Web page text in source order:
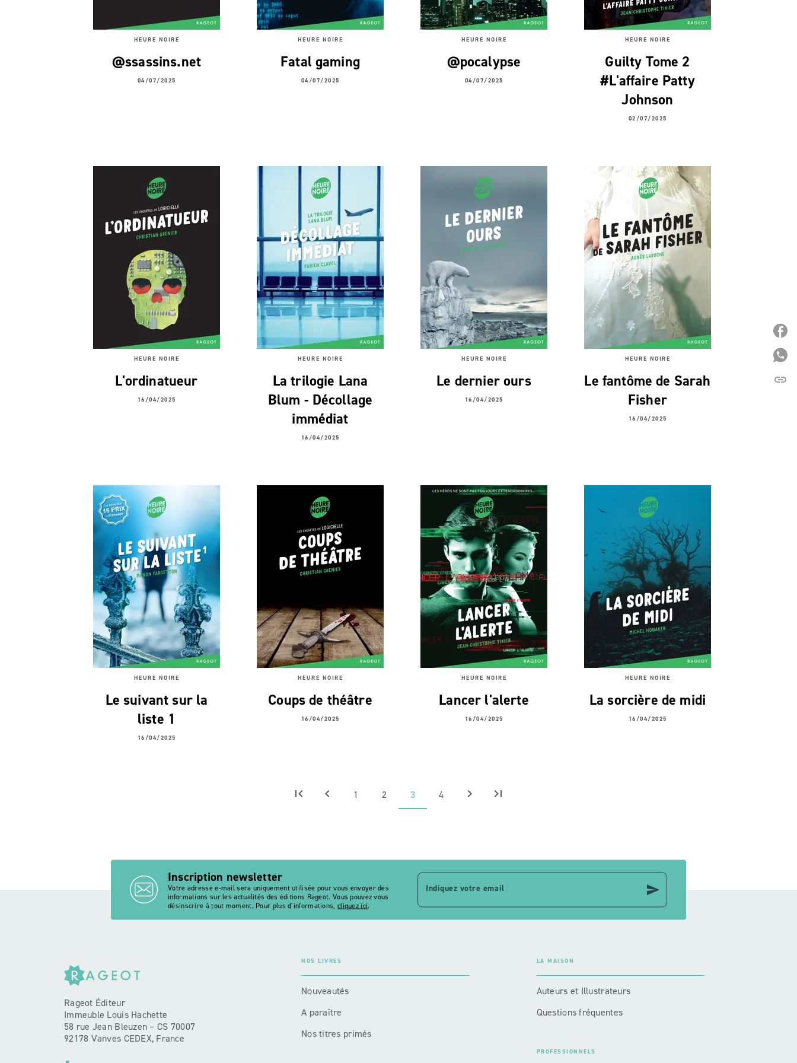
HEURE NOIRE
@ssassins.net
04/07/2025
HEURE NOIRE
Fatal gaming
04/07/2025
HEURE NOIRE
@pocalypse
04/07/2025
HEURE NOIRE
Guilty Tome 2
#L'affaire Patty
Johnson
02/07/2025
HEURE NOIRE
L'ordinatueur
16/04/2025
HEURE NOIRE
La trilogie Lana
Blum - Décollage
immédiat
16/04/2025
HEURE NOIRE
Le dernier ours
16/04/2025
HEURE NOIRE
Le fantôme de Sarah
Fisher
16/04/2025
HEURE NOIRE
Le suivant sur la
liste 1
16/04/2025
HEURE NOIRE
Coups de théâtre
16/04/2025
HEURE NOIRE
Lancer l'alerte
16/04/2025
HEURE NOIRE
La sorcière de midi
16/04/2025
first_page chevron_left 1 2 3 4 chevron_right last_page
link
Inscription newsletter
Votre adresse e-mail sera uniquement utilisée pour vous envoyer des
informations sur les actualités des éditions Rageot. Vous pouvez vous
désinscrire à tout moment. Pour plus d’informations, cliquez ici.
Indiquez votre email send
Rageot Éditeur
Immeuble Louis Hachette
58 rue Jean Bleuzen – CS 70007
92178 Vanves CEDEX, France
NOS LIVRES
Nouveautés
A paraître
Nos titres primés
LA MAISON
Auteurs et Illustrateurs
Questions fréquentes
PROFESSIONNELS